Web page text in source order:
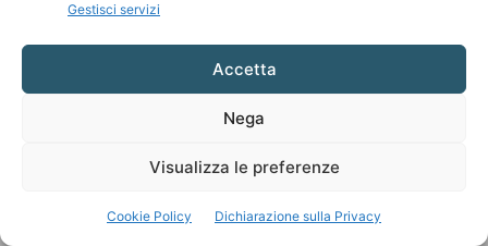
Gestisci servizi
Accetta
Nega
Visualizza le preferenze
Cookie Policy Dichiarazione sulla Privacy